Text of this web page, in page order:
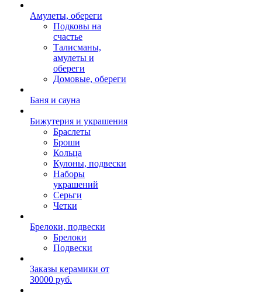
Амулеты, обереги
Подковы на
счастье
Талисманы,
амулеты и
обереги
Домовые, обереги
Баня и сауна
Бижутерия и украшения
Браслеты
Броши
Кольца
Кулоны, подвески
Наборы
украшений
Серьги
Четки
Брелоки, подвески
Брелоки
Подвески
Заказы керамики от
30000 руб.